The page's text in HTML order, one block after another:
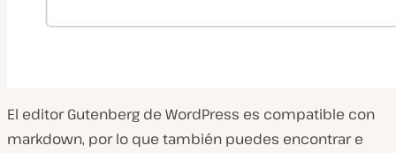
El editor Gutenberg de WordPress es compatible con
markdown, por lo que también puedes encontrar e